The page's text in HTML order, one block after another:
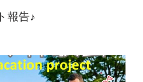
報告♪